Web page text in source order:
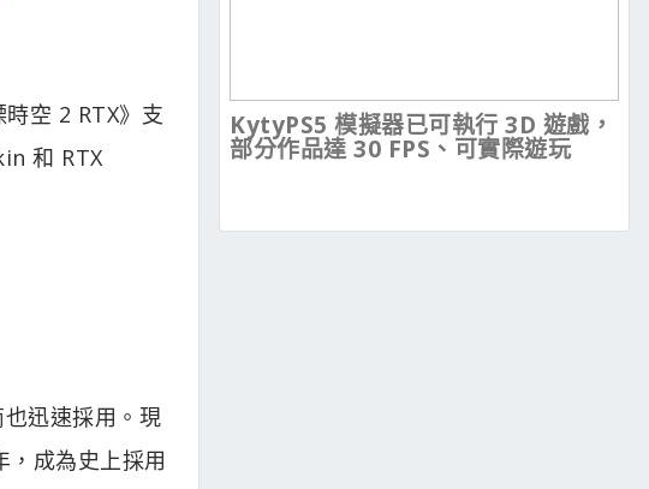
空 2 RTX》支
和 RTX
迅速採用。現
，成為史上採用
KytyPS5 模擬器已可執行 3D 遊戲，
部分作品達 30 FPS、可實際遊玩